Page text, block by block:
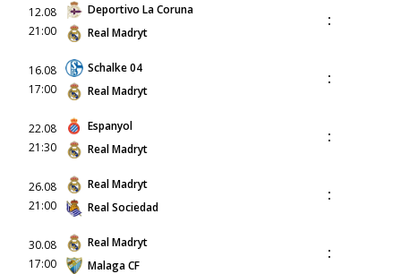
12.08
21:00
Deportivo La Coruna
Real Madryt
:
16.08
17:00
Schalke 04
Real Madryt
:
22.08
21:30
Espanyol
Real Madryt
:
26.08
21:00
Real Madryt
Real Sociedad
:
30.08
17:00
Real Madryt
Malaga CF
: